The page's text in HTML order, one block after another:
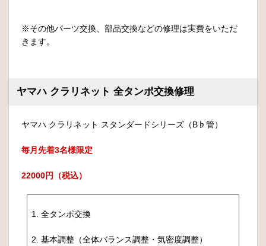
※その他パーツ交換、部品交換などの修理は実費をいただ
きます。
ヤマハ クラリネット 全タンポ交換修理
ヤマハ クラリネット スタンダードシリーズ（B♭管）
毎月先着3名様限定
22000円（税込）
1. 全タンポ交換
2. 基本調整（全体バランス調整・気密度調整）